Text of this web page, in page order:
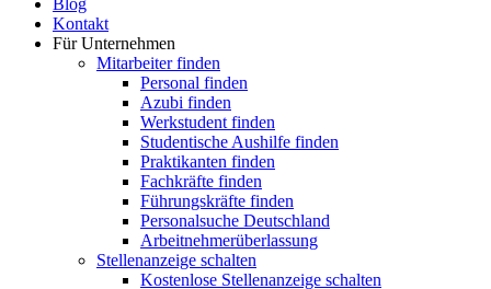
Blog
Kontakt
Für Unternehmen
Mitarbeiter finden
Personal finden
Azubi finden
Werkstudent finden
Studentische Aushilfe finden
Praktikanten finden
Fachkräfte finden
Führungskräfte finden
Personalsuche Deutschland
Arbeitnehmerüberlassung
Stellenanzeige schalten
Kostenlose Stellenanzeige schalten